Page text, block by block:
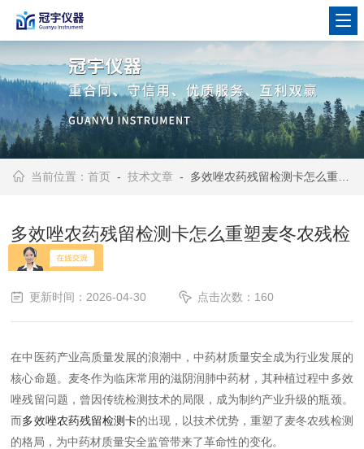
当前位置：首页 -技术文章 - 多效唑农药残留检测卡怎么重塑麦冬农残检测格局
多效唑农药残留检测卡怎么重塑麦冬农残检
测格局
更新时间：2026-04-30 点击次数：160
在中医药产业高质量发展的浪潮中，中药材质量安全成为行业发展的
核心命题。麦冬作为临床常用的滋阴润肺中药材，其种植过程中多效
唑残留问题，曾因传统检测技术的局限，成为制约产业升级的瓶颈。
而多效唑农药残留检测卡的出现，以技术优势，重塑了麦冬农残检测
的格局，为中药材质量安全监管带来了革命性的变化。